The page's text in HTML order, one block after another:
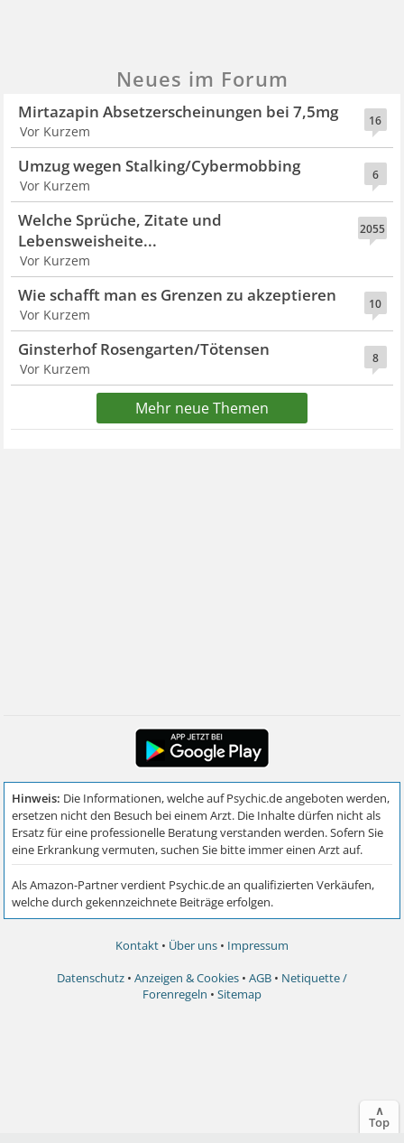
Neues im Forum
16
Mirtazapin Absetzerscheinungen bei 7,5mg
Vor Kurzem
6
Umzug wegen Stalking/Cybermobbing
Vor Kurzem
2055
Welche Sprüche, Zitate und
Lebensweisheite...
Vor Kurzem
10
Wie schafft man es Grenzen zu akzeptieren
Vor Kurzem
8
Ginsterhof Rosengarten/Tötensen
Vor Kurzem
Mehr neue Themen
Kontakt • Über uns • Impressum
Datenschutz • Anzeigen & Cookies • AGB • Netiquette /
Forenregeln • Sitemap
∧
Top